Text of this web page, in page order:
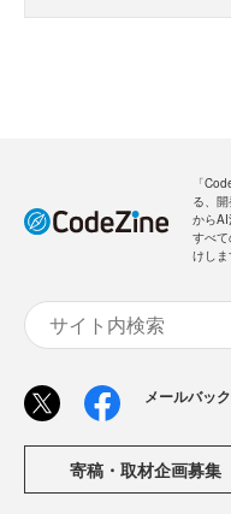
「
る、
からAI
すべ
けしま
メールバッ
寄稿・取材企画募集